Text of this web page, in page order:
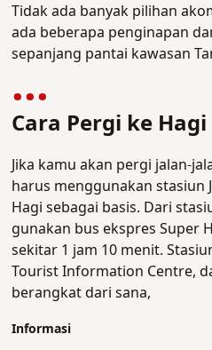
Tidak ada banyak pilihan
ada beberapa penginapan
sepanjang pantai kawasan
Cara Pergi ke Hagi
Jika kamu akan pergi jalan-
harus menggunakan stasiun
Hagi sebagai basis. Dari
gunakan bus ekspres Super
sekitar 1 jam 10 menit.
Tourist Information Centre,
berangkat dari sana,
Informasi